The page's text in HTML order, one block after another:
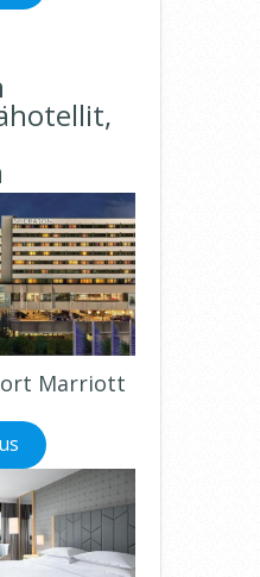
Marriott